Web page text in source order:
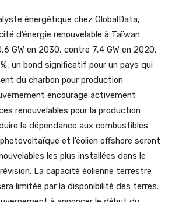
énergétique chez GlobalData,
d’énergie renouvelable à Taïwan
GW en 2030, contre 7,4 GW en 2020,
un bond significatif pour un pays qui
du charbon pour production
encourage activement
renouvelables pour la production
la dépendance aux combustibles
et l’éolien offshore seront
les plus installées dans le
La capacité éolienne terrestre
limitée par la disponibilité des terres.